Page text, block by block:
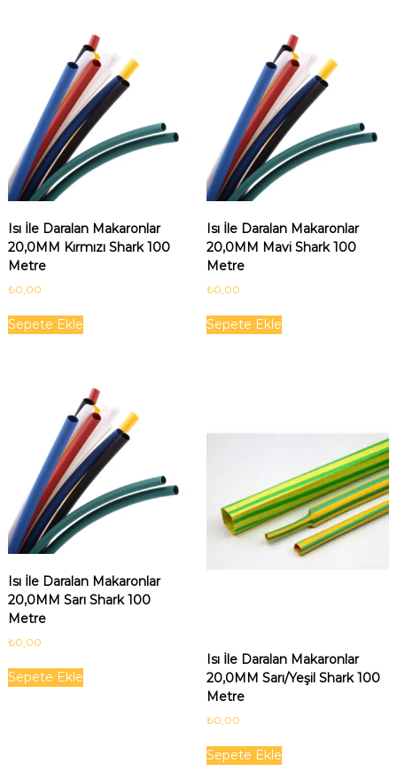
Isı İle Daralan Makaronlar
20,0MM Kırmızı Shark 100
Metre
₺0,00
Sepete Ekle
Isı İle Daralan Makaronlar
20,0MM Mavi Shark 100
Metre
₺0,00
Sepete Ekle
Isı İle Daralan Makaronlar
20,0MM Sarı Shark 100
Metre
₺0,00
Sepete Ekle
Isı İle Daralan Makaronlar
20,0MM Sarı/Yeşil Shark 100
Metre
₺0,00
Sepete Ekle